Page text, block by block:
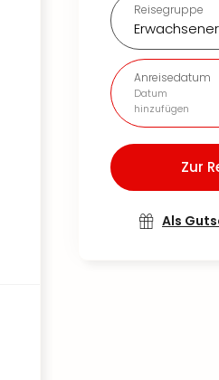
Reisegruppe
Erwachsener
Anreisedatum
Datum
hinzufügen
Zur
Als